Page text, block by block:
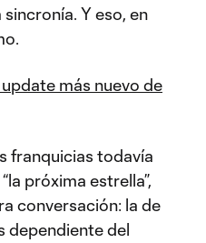
Y eso, en
más nuevo de
franquicias todavía
próxima estrella”,
conversación: la de
dependiente del